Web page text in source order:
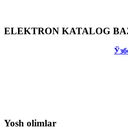
ELEKTRON KATALOG
Yosh olimlar